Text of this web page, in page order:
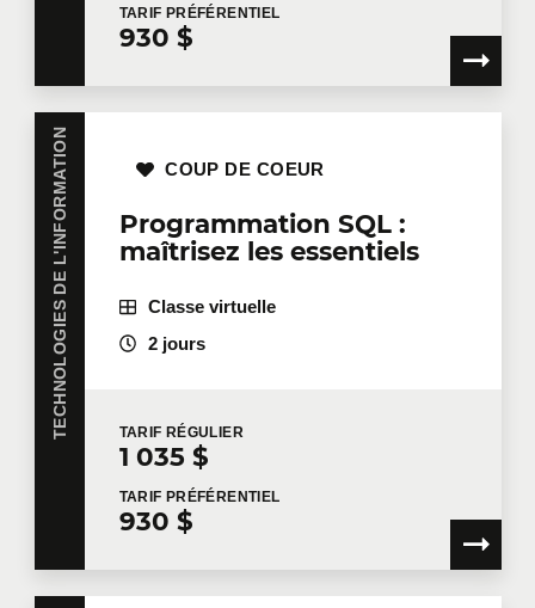
TARIF PRÉFÉRENTIEL
930 $
TECHNOLOGIES DE L'INFORMATION
Programmation SQL :
maîtrisez les essentiels
COUP DE COEUR
Classe virtuelle
2 jours
TARIF RÉGULIER
1 035 $
TARIF PRÉFÉRENTIEL
930 $